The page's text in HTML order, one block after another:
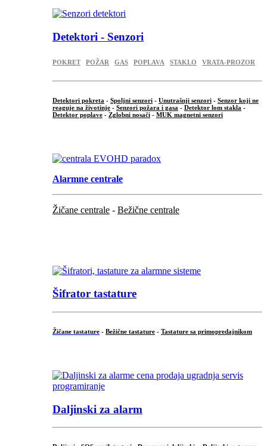
Detektori - Senzori
POKRET POŽAR GAS POPLAVA STAKLO VRATA-PROZOR
Detektori pokreta - Spoljni senzori - Unutrašnji senzori - Senzor koji ne
reaguje na životinje - Senzori požara i gasa - Detektor lom stakla -
Detektor poplave - Zglobni nosači - MUK magnetni senzori
Alarmne centrale
Žičane centrale - Bežične centrale
Šifrator tastature
Žičane tastature - Bežične tastature - Tastature sa primopredajnikom
Daljinski za alarm